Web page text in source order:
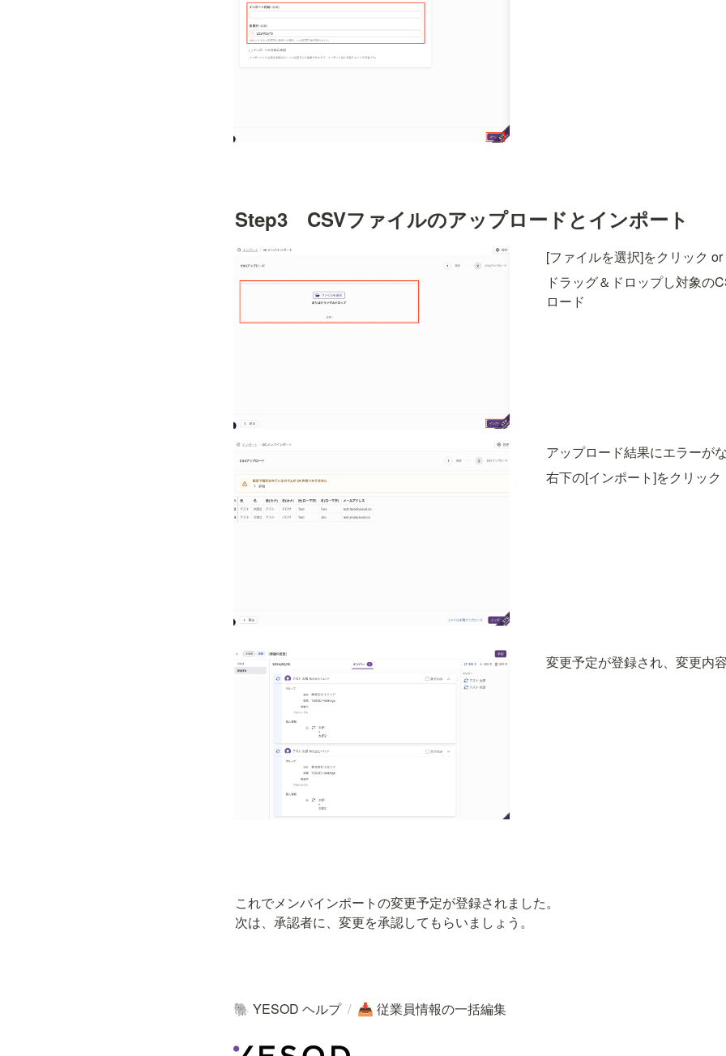
Step3　CSVファイルのアップロードとインポート
[ファイルを選択]をクリック or
ドラッグ＆ドロップし対象の
ロード
アップロード結果にエラーが
右下の[インポート]をクリック
変更予定が登録され、変更内
これでメンバインポートの変更予定が登録されました。
次は、承認者に、変更を承認してもらいましょう。
🐘 YESOD ヘルプ / 📥 従業員情報の一括編集